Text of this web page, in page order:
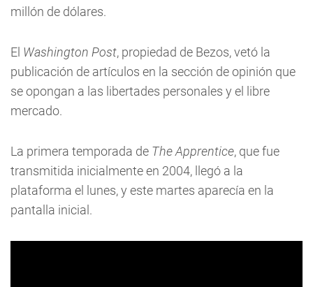
millón de dólares.
El Washington Post, propiedad de Bezos, vetó la
publicación de artículos en la sección de opinión que
se opongan a las libertades personales y el libre
mercado.
La primera temporada de The Apprentice, que fue
transmitida inicialmente en 2004, llegó a la
plataforma el lunes, y este martes aparecía en la
pantalla inicial.